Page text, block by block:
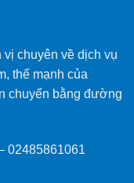
chuyên về dịch vụ
thế mạnh của
chuyển bằng đường
02485861061